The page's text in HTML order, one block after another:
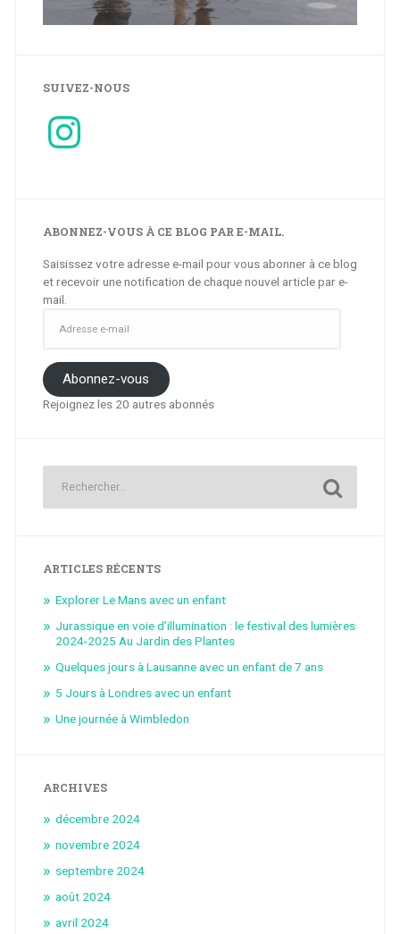
SUIVEZ-NOUS
Instagram
ABONNEZ-VOUS À CE BLOG PAR E-MAIL.
Saisissez votre adresse e-mail pour vous abonner à ce blog
et recevoir une notification de chaque nouvel article par e-
mail.
mail
Abonnez-vous
Rejoignez les 20 autres abonnés
ARTICLES RÉCENTS
Explorer Le Mans avec un enfant
Jurassique en voie d’illumination : le festival des lumières
2024-2025 Au Jardin des Plantes
Quelques jours à Lausanne avec un enfant de 7 ans
5 Jours à Londres avec un enfant
Une journée à Wimbledon
ARCHIVES
décembre 2024
novembre 2024
septembre 2024
août 2024
avril 2024